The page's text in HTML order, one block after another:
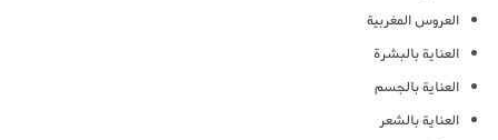
العروس المغربية
العناية بالبشرة
العناية بالجسم
العناية بالشعر